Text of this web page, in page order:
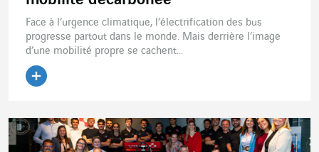
Face à l’urgence climatique, l’électrification des bus
progresse partout dans le monde. Mais derrière l’image
d’une mobilité propre se cachent...